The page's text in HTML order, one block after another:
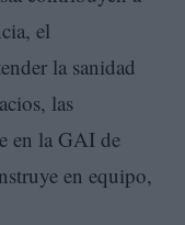
el
la sanidad
las
en la GAI de
en equipo,